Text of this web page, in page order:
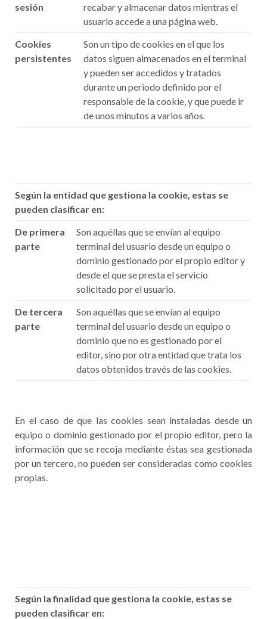
sesión
recabar y almacenar datos mientras el
usuario accede a una página web.
Cookies
persistentes
Son un tipo de cookies en el que los
datos siguen almacenados en el terminal
y pueden ser accedidos y tratados
durante un periodo definido por el
responsable de la cookie, y que puede ir
de unos minutos a varios años.
Según la entidad que gestiona la cookie, estas se
pueden clasificar en:
De primera
parte
Son aquéllas que se envían al equipo
terminal del usuario desde un equipo o
dominio gestionado por el propio editor y
desde el que se presta el servicio
solicitado por el usuario.
De tercera
parte
Son aquéllas que se envían al equipo
terminal del usuario desde un equipo o
dominio que no es gestionado por el
editor, sino por otra entidad que trata los
datos obtenidos través de las cookies.
En el caso de que las cookies sean instaladas desde un
equipo o dominio gestionado por el propio editor, pero la
información que se recoja mediante éstas sea gestionada
por un tercero, no pueden ser consideradas como cookies
propias.
Según la finalidad que gestiona la cookie, estas se
pueden clasificar en: